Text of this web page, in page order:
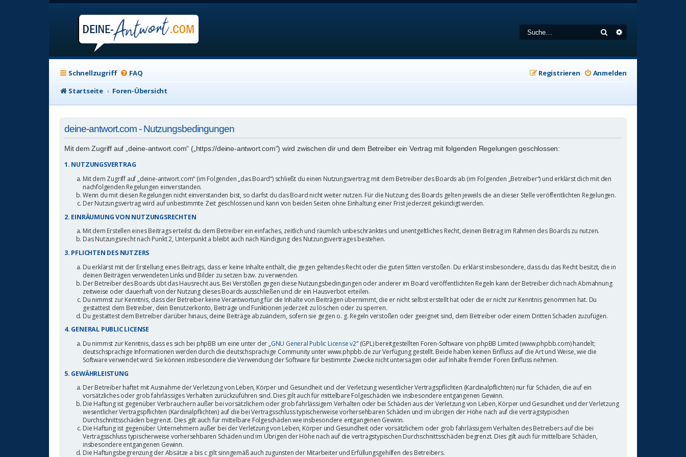
Suche
Schnellzugriff FAQ Anmelden
Registrieren
Startseite
Foren-Übersicht
deine-antwort.com - Nutzungsbedingungen
Mit dem Zugriff auf „deine-antwort.com“ („https://deine-antwort.com“) wird zwischen dir und dem Betreiber ein Vertrag mit folgenden Regelungen geschlossen:
1. NUTZUNGSVERTRAG
Mit dem Zugriff auf „deine-antwort.com“ (im Folgenden „das Board“) schließt du einen Nutzungsvertrag mit dem Betreiber des Boards ab (im Folgenden „Betreiber“) und erklärst dich mit den
nachfolgenden Regelungen einverstanden.
Wenn du mit diesen Regelungen nicht einverstanden bist, so darfst du das Board nicht weiter nutzen. Für die Nutzung des Boards gelten jeweils die an dieser Stelle veröffentlichten Regelungen.
Der Nutzungsvertrag wird auf unbestimmte Zeit geschlossen und kann von beiden Seiten ohne Einhaltung einer Frist jederzeit gekündigt werden.
2. EINRÄUMUNG VON NUTZUNGSRECHTEN
Mit dem Erstellen eines Beitrags erteilst du dem Betreiber ein einfaches, zeitlich und räumlich unbeschränktes und unentgeltliches Recht, deinen Beitrag im Rahmen des Boards zu nutzen.
Das Nutzungsrecht nach Punkt 2, Unterpunkt a bleibt auch nach Kündigung des Nutzungsvertrages bestehen.
3. PFLICHTEN DES NUTZERS
Du erklärst mit der Erstellung eines Beitrags, dass er keine Inhalte enthält, die gegen geltendes Recht oder die guten Sitten verstoßen. Du erklärst insbesondere, dass du das Recht besitzt, die in
deinen Beiträgen verwendeten Links und Bilder zu setzen bzw. zu verwenden.
Der Betreiber des Boards übt das Hausrecht aus. Bei Verstößen gegen diese Nutzungsbedingungen oder anderer im Board veröffentlichten Regeln kann der Betreiber dich nach Abmahnung
zeitweise oder dauerhaft von der Nutzung dieses Boards ausschließen und dir ein Hausverbot erteilen.
Du nimmst zur Kenntnis, dass der Betreiber keine Verantwortung für die Inhalte von Beiträgen übernimmt, die er nicht selbst erstellt hat oder die er nicht zur Kenntnis genommen hat. Du
gestattest dem Betreiber, dein Benutzerkonto, Beiträge und Funktionen jederzeit zu löschen oder zu sperren.
Du gestattest dem Betreiber darüber hinaus, deine Beiträge abzuändern, sofern sie gegen o. g. Regeln verstoßen oder geeignet sind, dem Betreiber oder einem Dritten Schaden zuzufügen.
4. GENERAL PUBLIC LICENSE
Du nimmst zur Kenntnis, dass es sich bei phpBB um eine unter der „GNU General Public License v2“ (GPL) bereitgestellten Foren-Software von phpBB Limited (www.phpbb.com) handelt;
deutschsprachige Informationen werden durch die deutschsprachige Community unter www.phpbb.de zur Verfügung gestellt. Beide haben keinen Einfluss auf die Art und Weise, wie die
Software verwendet wird. Sie können insbesondere die Verwendung der Software für bestimmte Zwecke nicht untersagen oder auf Inhalte fremder Foren Einfluss nehmen.
5. GEWÄHRLEISTUNG
Der Betreiber haftet mit Ausnahme der Verletzung von Leben, Körper und Gesundheit und der Verletzung wesentlicher Vertragspflichten (Kardinalpflichten) nur für Schäden, die auf ein
vorsätzliches oder grob fahrlässiges Verhalten zurückzuführen sind. Dies gilt auch für mittelbare Folgeschäden wie insbesondere entgangenen Gewinn.
Die Haftung ist gegenüber Verbrauchern außer bei vorsätzlichem oder grob fahrlässigem Verhalten oder bei Schäden aus der Verletzung von Leben, Körper und Gesundheit und der Verletzung
wesentlicher Vertragspflichten (Kardinalpflichten) auf die bei Vertragsschluss typischerweise vorhersehbaren Schäden und im übrigen der Höhe nach auf die vertragstypischen
Durchschnittsschäden begrenzt. Dies gilt auch für mittelbare Folgeschäden wie insbesondere entgangenen Gewinn.
Die Haftung ist gegenüber Unternehmern außer bei der Verletzung von Leben, Körper und Gesundheit oder vorsätzlichem oder grob fahrlässigem Verhalten des Betreibers auf die bei
Vertragsschluss typischerweise vorhersehbaren Schäden und im Übrigen der Höhe nach auf die vertragstypischen Durchschnittsschäden begrenzt. Dies gilt auch für mittelbare Schäden,
insbesondere entgangenen Gewinn.
Die Haftungsbegrenzung der Absätze a bis c gilt sinngemäß auch zugunsten der Mitarbeiter und Erfüllungsgehilfen des Betreibers.